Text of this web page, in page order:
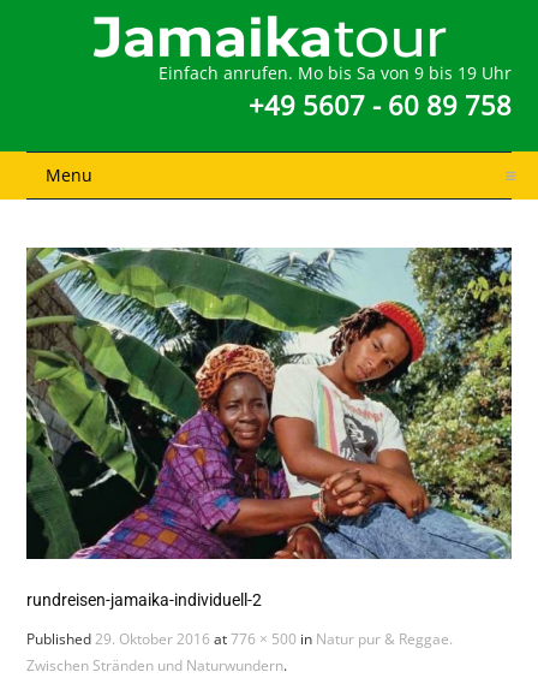
Einfach anrufen. Mo bis Sa von 9 bis 19 Uhr
+49 5607 - 60 89 758
Menu
rundreisen-jamaika-individuell-2
Published29. Oktober 2016 at776 × 500 in Natur pur & Reggae.
Zwischen Stränden und Naturwundern.